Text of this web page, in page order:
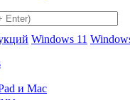
Windows 11
и Mac